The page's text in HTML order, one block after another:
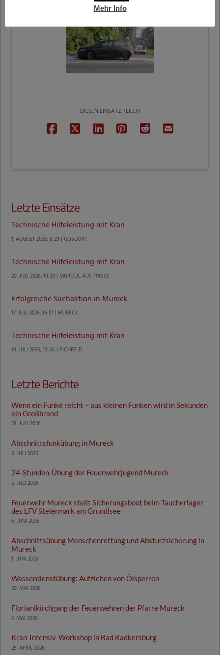
DIESEN EINSATZ TEILEN
Letzte Einsätze
Technische Hilfeleistung mit Kran
1. AUGUST 2026, 8:29 | GOSDORF
Technische Hilfeleistung mit Kran
20. JULI 2026, 18:28 | MURECK, AUSTRASSE
Erfolgreiche Suchaktion in Mureck
17. JULI 2026, 16:51 | MURECK
Technische Hilfeleistung mit Kran
14. JULI 2026, 10:56 | EICHFELD
Letzte Berichte
Wenn ein Funke reicht – aus kleinen Funken wird in Sekunden
ein Großbrand
29. JULI 2026
Abschnittsfunkübung in Mureck
6. JULI 2026
24-Stunden-Übung der Feuerwehrjugend Mureck
5. JULI 2026
Feuerwehr Mureck stellt Sicherungsboot beim Taucherlager
des LFV Steiermark am Grundlsee
6. JUNI 2026
Abschnittsübung Menschenrettung und Absturzsicherung in
Mureck
1. JUNI 2026
Wasserdienstübung: Aufziehen von Ölsperren
30. MAI 2026
Florianikirchgang der Feuerwehren der Pfarre Mureck
3. MAI 2026
Kran-Intensiv-Workshop in Bad Radkersburg
25. APRIL 2026
Mehr Info